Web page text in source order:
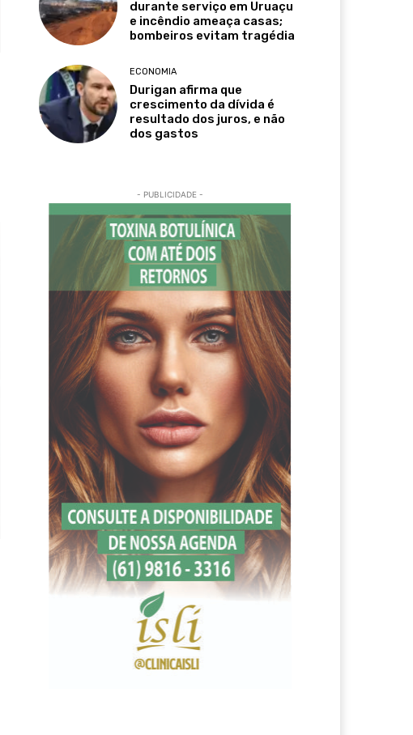
durante serviço em Uruaçu
e incêndio ameaça casas;
bombeiros evitam tragédia
ECONOMIA
Durigan afirma que
crescimento da dívida é
resultado dos juros, e não
dos gastos
- PUBLICIDADE -